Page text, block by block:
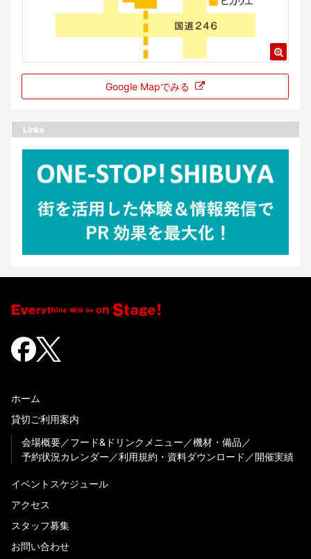
Google Mapでみる
Links
ホーム
貸切ご利用案内
会場概要
フード&ドリンクメニュー
機材・備品
予約状況カレンダー
利用規約・資料ダウンロード 開催実績
イベントスケジュール
アクセス
スタッフ募集
お問い合わせ